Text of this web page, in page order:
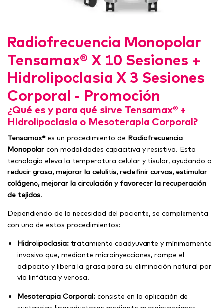
Radiofrecuencia Monopolar
Tensamax® X 10 Sesiones +
Hidrolipoclasia X 3 Sesiones
Corporal - Promoción
¿Qué es y para qué sirve Tensamax® +
Hidrolipoclasia o Mesoterapia Corporal?
Tensamax®es un procedimiento de Radiofrecuencia
Monopolar con modalidades capacitiva y resistiva. Esta
tecnología eleva la temperatura celular y tisular, ayudando a
reducir grasa, mejorar la celulitis, redefinir curvas, estimular
colágeno, mejorar la circulación y favorecer la recuperación
de tejidos.
Dependiendo de la necesidad del paciente, se complementa
con uno de estos procedimientos:
Hidrolipoclasia: tratamiento coadyuvante y mínimamente
invasivo que, mediante microinyecciones, rompe el
adipocito y libera la grasa para su eliminación natural por
vía linfática y venosa.
Mesoterapia Corporal: consiste en la aplicación de